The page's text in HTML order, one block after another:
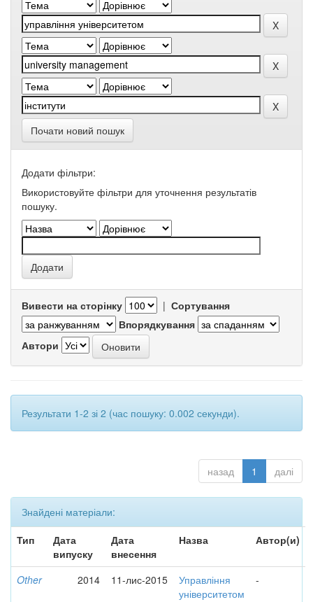
Почати новий пошук
Додати фільтри:
Використовуйте фільтри для уточнення результатів
пошуку.
Вивести на сторінку | Сортування
Впорядкування
Автори
Результати 1-2 зі 2 (час пошуку: 0.002 секунди).
назад 1 далі
Знайдені матеріали:
Тип
Дата
випуску
Дата
внесення
Назва Автор(и)
Other 2014 11-лис-2015
Управління
університетом
-